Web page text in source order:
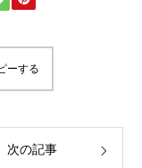
ーする
次の記事